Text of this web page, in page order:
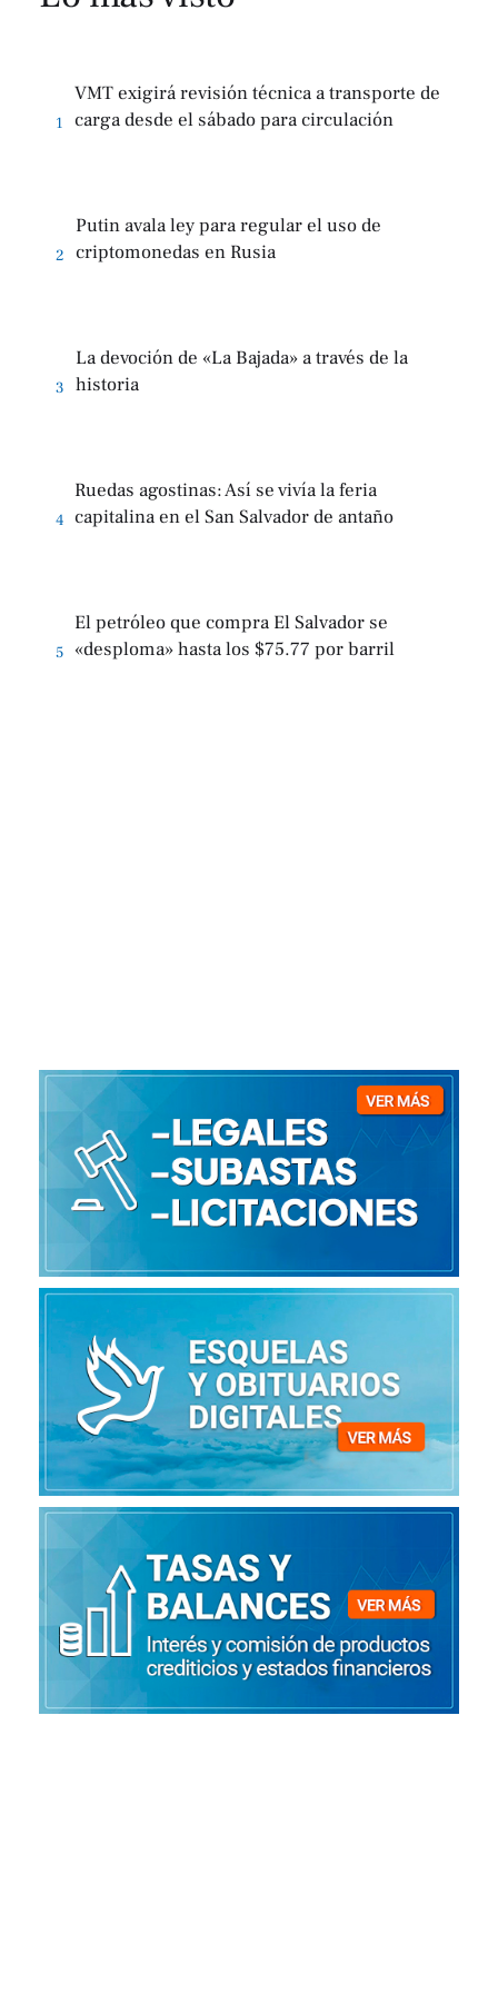
1
VMT exigirá revisión técnica a transporte de
carga desde el sábado para circulación
2
Putin avala ley para regular el uso de
criptomonedas en Rusia
3
La devoción de «La Bajada» a través de la
historia
4
Ruedas agostinas: Así se vivía la feria
capitalina en el San Salvador de antaño
5
El petróleo que compra El Salvador se
«desploma» hasta los $75.77 por barril